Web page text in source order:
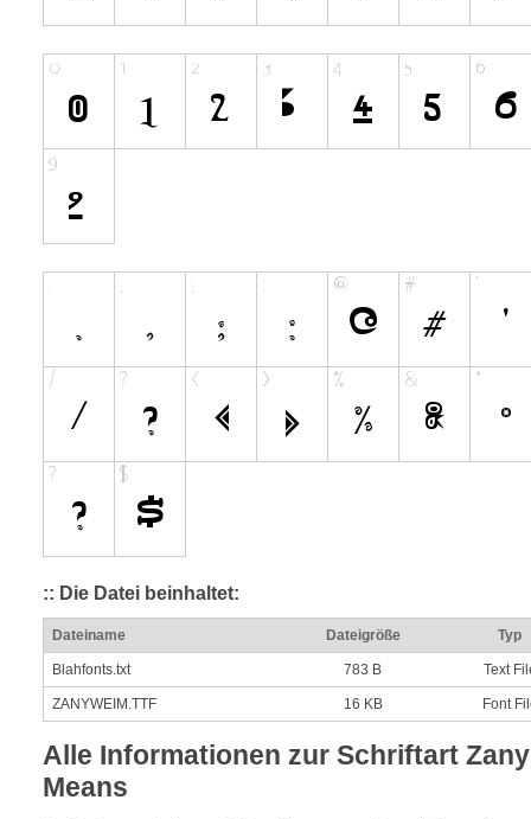
:: Die Datei beinhaltet:
Dateiname Dateigröße Typ
Blahfonts.txt 783 B Text
ZANYWEIM.TTF 16 KB Font
Alle Informationen zur Schriftart
Means